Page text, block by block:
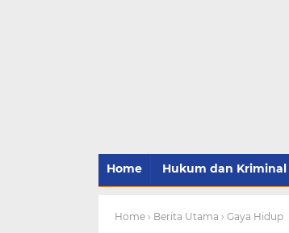
Home Hukum dan Kriminal
Home › Berita Utama › Gaya Hidup